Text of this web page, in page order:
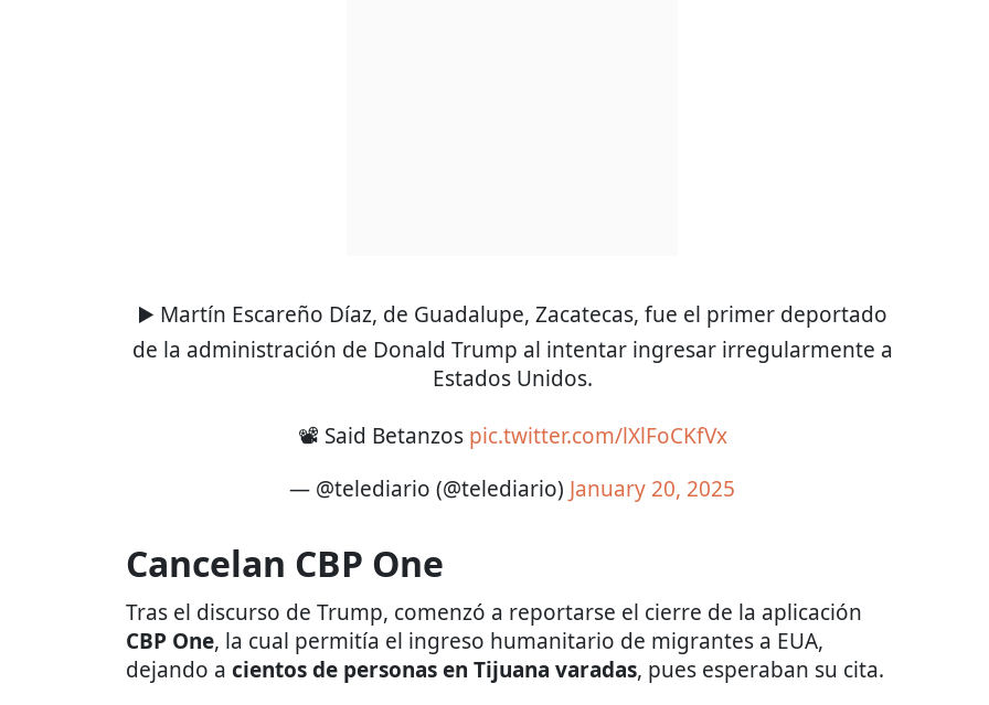
▶️ Martín Escareño Díaz, de Guadalupe, Zacatecas, fue el primer deportado
de la administración de Donald Trump al intentar ingresar irregularmente a
Estados Unidos.
📽️ Said Betanzos pic.twitter.com/lXlFoCKfVx
— @telediario (@telediario) January 20, 2025
Cancelan CBP One
Tras el discurso de Trump, comenzó a reportarse el cierre de la aplicación
CBP One, la cual permitía el ingreso humanitario de migrantes a EUA,
dejando a cientos de personas en Tijuana varadas, pues esperaban su cita.